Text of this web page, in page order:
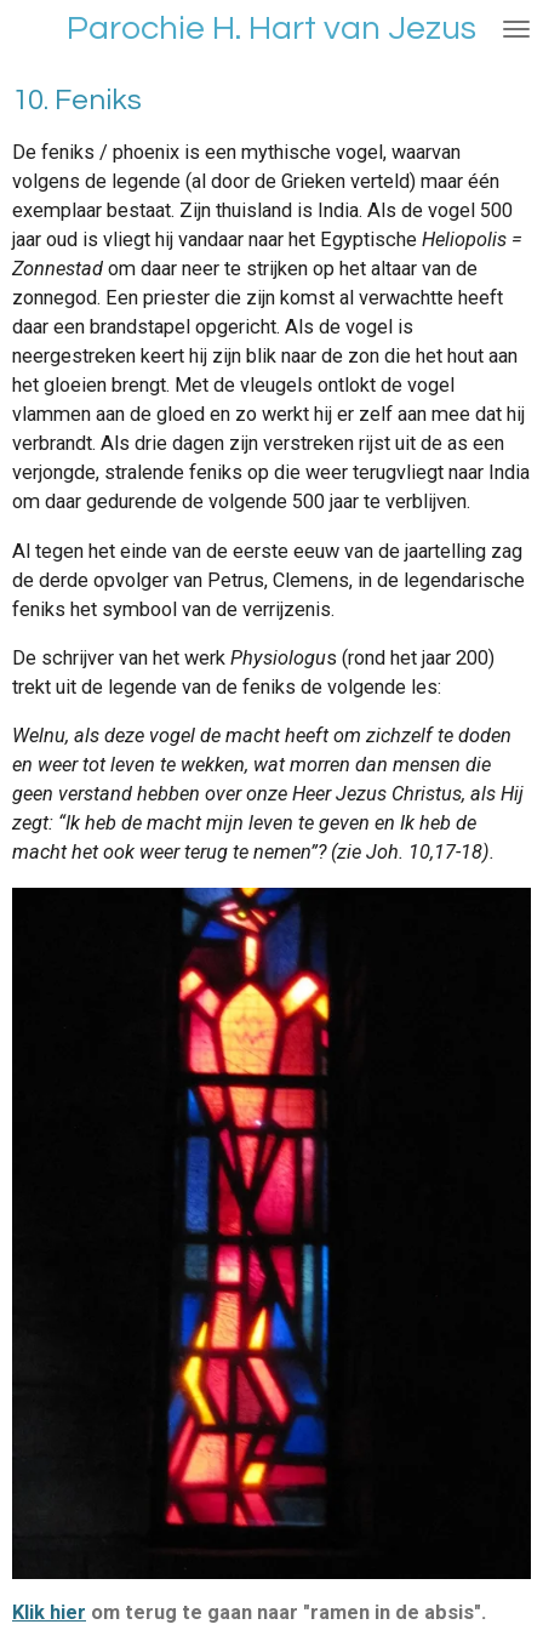
de
hoofdinhoud
Parochie H. Hart van Jezus
10. Feniks
De feniks / phoenix is een mythische vogel, waarvan
volgens de legende (al door de Grieken verteld) maar één
exemplaar bestaat. Zijn thuisland is India. Als de vogel 500
jaar oud is vliegt hij vandaar naar het Egyptische Heliopolis =
Zonnestad om daar neer te strijken op het altaar van de
zonnegod. Een priester die zijn komst al verwachtte heeft
daar een brandstapel opgericht. Als de vogel is
neergestreken keert hij zijn blik naar de zon die het hout aan
het gloeien brengt. Met de vleugels ontlokt de vogel
vlammen aan de gloed en zo werkt hij er zelf aan mee dat hij
verbrandt. Als drie dagen zijn verstreken rijst uit de as een
verjongde, stralende feniks op die weer terugvliegt naar India
om daar gedurende de volgende 500 jaar te verblijven.
Al tegen het einde van de eerste eeuw van de jaartelling zag
de derde opvolger van Petrus, Clemens, in de legendarische
feniks het symbool van de verrijzenis.
De schrijver van het werk Physiologus (rond het jaar 200)
trekt uit de legende van de feniks de volgende les:
Welnu, als deze vogel de macht heeft om zichzelf te doden
en weer tot leven te wekken, wat morren dan mensen die
geen verstand hebben over onze Heer Jezus Christus, als Hij
zegt: “Ik heb de macht mijn leven te geven en Ik heb de
macht het ook weer terug te nemen”? (zie Joh. 10,17-18).
Klik hier om terug te gaan naar "ramen in de absis".